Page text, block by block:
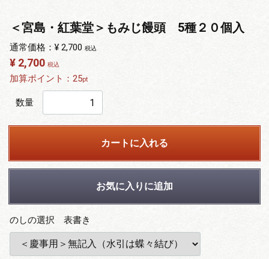
＜宮島・紅葉堂＞もみじ饅頭 5種２０個入
通常価格：¥ 2,700 税込
¥ 2,700 税込
加算ポイント： 25pt
のしの選択 表書き
数量
カートに入れる
お気に入りに追加